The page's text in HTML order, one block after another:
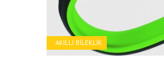
AKILLI BILEKLIK